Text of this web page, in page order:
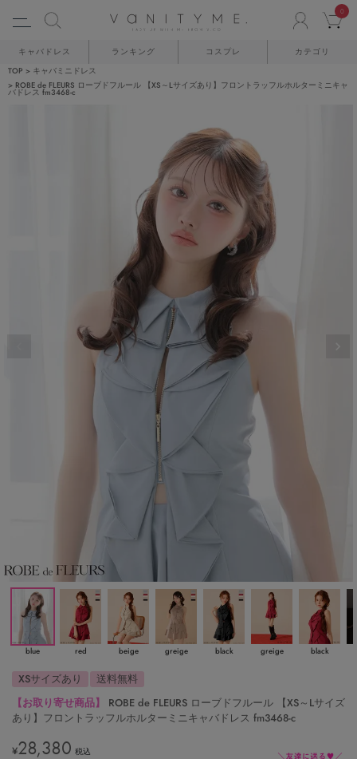
0
キャバドレス ランキング コスプレ カテゴリ
TOP
キャバミニドレス
ROBE de FLEURS ローブドフルール 【XS～Lサイズあり】フロントラッフルホルターミニキャ
バドレス fm3468-c
blue red beige greige black greige black
XSサイズあり
送料無料
【お取り寄せ商品】
ROBE de FLEURS ローブドフルール 【XS～Lサイズ
あり】フロントラッフルホルターミニキャバドレス fm3468-c
¥28,380 税込